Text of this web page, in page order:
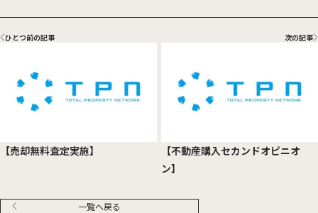
ひとつ前の記事
【売却無料査定実施】
一覧へ戻る
次の記事
【不動産購入セカンドオピニオ
ン】